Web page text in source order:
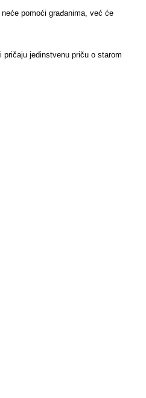
pomoći građanima, već će
pričaju jedinstvenu priču o starom